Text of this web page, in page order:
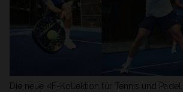
Die neue 4F-Kollektion für Tennis und Padel.